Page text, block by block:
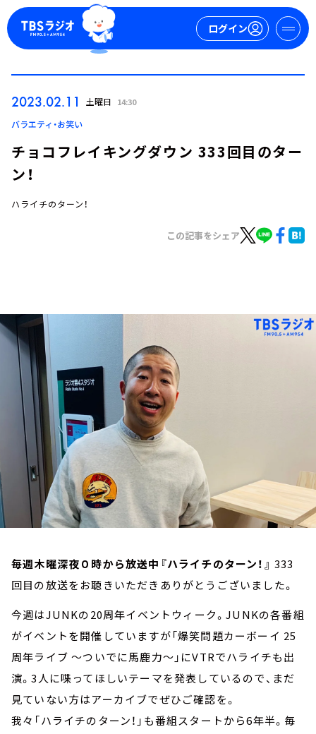
ログイン
ログイン
お知らせ
イベント・グッズ
YouTube
会社情報
2023.02.11 土曜日 14:30
バラエティ・お笑い
チョコフレイキングダウン 333回目のター
ン！
ハライチのターン！
この記事をシェア
毎週木曜深夜０時から放送中『ハライチのターン！』 333
回目の放送をお聴きいただきありがとうございました。
今週はJUNKの20周年イベントウィーク。JUNKの各番組
がイベントを開催していますが「爆笑問題カーボーイ 25
周年ライブ ～ついでに馬鹿力～」にVTRでハライチも出
演。3人に喋ってほしいテーマを発表しているので、まだ
見ていない方はアーカイブでぜひご確認を。
我々「ハライチのターン！」も番組スタートから6年半。毎